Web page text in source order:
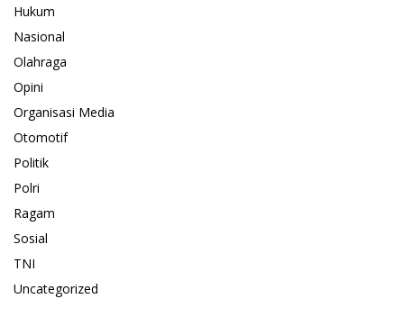
Hukum
Nasional
Olahraga
Opini
Organisasi Media
Otomotif
Politik
Polri
Ragam
Sosial
TNI
Uncategorized